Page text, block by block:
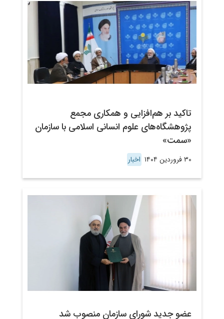
تاکید بر هم‌افزایی و همکاری مجمع
پژوهشگاه‌های علوم انسانی اسلامی با سازمان
«سمت»
۳۰ فروردین ۱۴۰۴ اخبار
عضو جدید شورای سازمان منصوب شد